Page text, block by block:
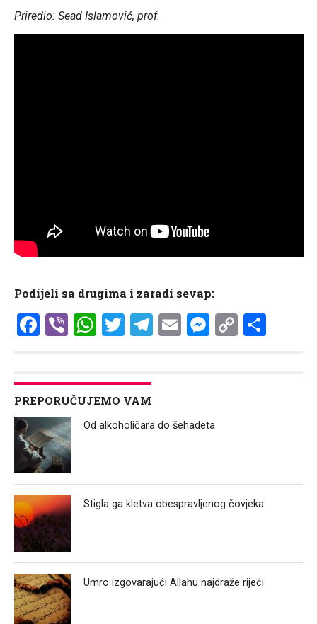
Priredio: Sead Islamović, prof.
Podijeli sa drugima i zaradi sevap:
Facebook
ViberWhatsApp
Twitter
Telegram
EmailCopy
PREPORUČUJEMO VAM
Od alkoholičara do šehadeta
Stigla ga kletva obespravljenog čovjeka
Umro izgovarajući Allahu najdraže riječi